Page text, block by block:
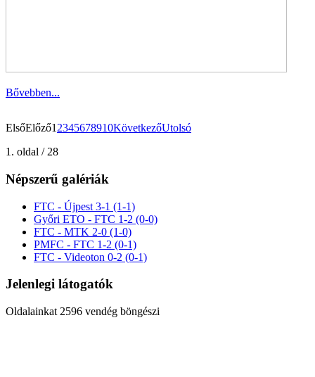
Bővebben...
ElsőElőző1 2345678910KövetkezőUtolsó
1. oldal / 28
Népszerű galériák
FTC - Újpest 3-1 (1-1)
Győri ETO - FTC 1-2 (0-0)
FTC - MTK 2-0 (1-0)
PMFC - FTC 1-2 (0-1)
FTC - Videoton 0-2 (0-1)
Jelenlegi látogatók
Oldalainkat 2596 vendég böngészi